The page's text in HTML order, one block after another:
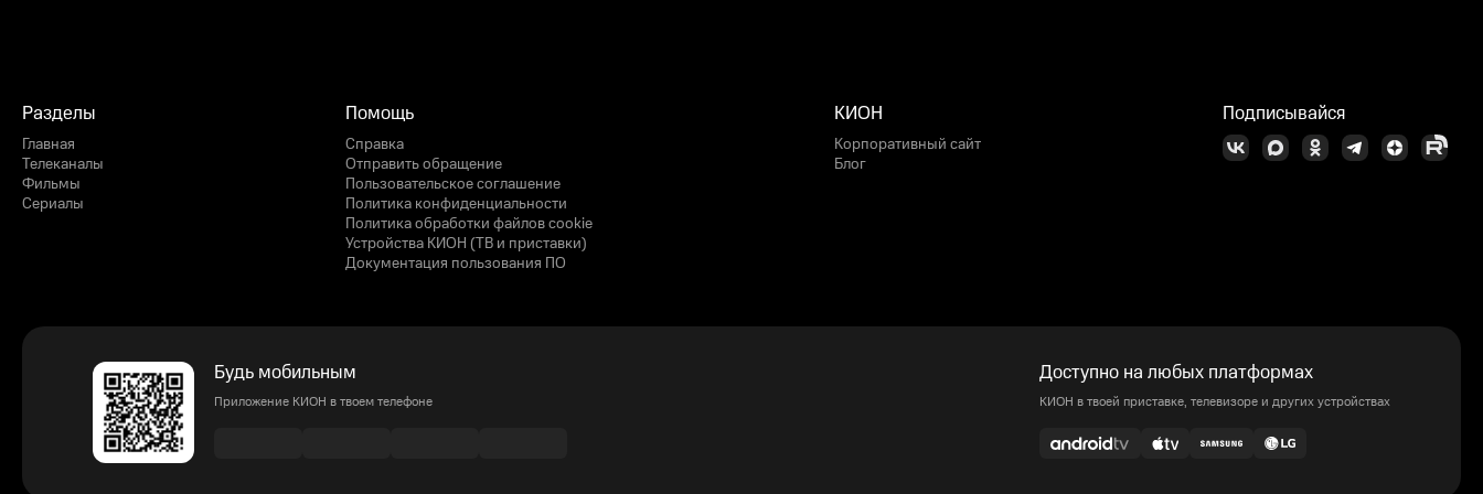
Разделы
Главная
Телеканалы
Фильмы
Сериалы
Помощь
Справка
Отправить обращение
Пользовательское соглашение
Политика конфиденциальности
Политика обработки файлов cookie
Устройства КИОН (ТВ и приставки)
Документация пользования ПО
КИОН
Корпоративный сайт
Блог
Подписывайся
Будь мобильным
Приложение КИОН в твоем телефоне
Доступно на любых платформах
КИОН в твоей приставке, телевизоре и других устройствах